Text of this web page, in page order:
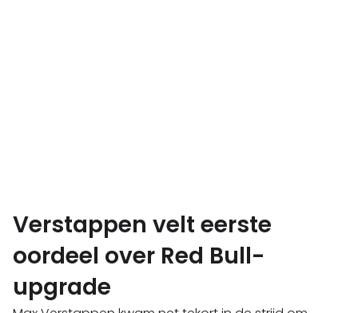
Verstappen velt eerste
oordeel over Red Bull-
upgrade